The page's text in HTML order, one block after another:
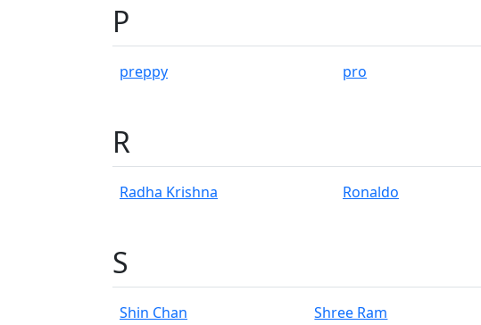
P
preppy pro
R
Radha Krishna Ronaldo
S
Shin Chan Shree Ram